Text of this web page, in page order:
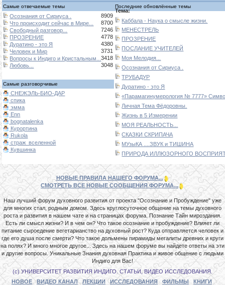
Самые отвечаемые темы Последние обновлённые темы
Осознания от Сириуса .
8909
Что происходит сейчас в Мире...
8700
Свободный разговор...
7246
ПРОЗРЕНИЕ
4778
Дуратино - это Я
4380
Человек и Мир
3731
Вопросы к Индиго и Кристальным...3418
Любовь...
3048
Тема:
Каббала - Наука о смысле жизни.
МЕНЕСТРЕЛЬ
ПРОЗРЕНИЕ
ПОСЛАНИЕ УЧИТЕЛЕЙ
Моя Мелодия...
Осознания от Сириуса .
ТРУБАДУР
Дуратино - это Я
«Парамагинумерология № 7777»
Личная Тема Фёдоровны.
Жизнь в 5 Измерении
МОЯ РЕАЛЬНОСТЬ...
СКАЗКИ СКРИПАЧА
МУзыКА ....ЗВУК и ТИШИНА
ПРИРОДА ИЛЛЮЗОРНОГО
Самые разговорчивые
СНЕЖЭЛЬ-БИО-ДАР
спика
эмма
Enn
bognatalenka
Курортина
Rukola
страж_вселенной
Кувшинка
НОВЫЕ ПРАВИЛА НАШЕГО ФОРУМА...
СМОТРЕТЬ ВСЕ НОВЫЕ СООБЩЕНИЯ ФОРУМА...
Наш лучший форум духовного развития от проекта "Осознание и Пробуждение" уже
для многих стал, родным домом. Здесь круглосуточное общение на темы духовного
роста и развития в нашем чате и на страницах форума. Познание Тайн мироздания.
Есть ли смысл жизни? И в чем он? Что такое осознание и пробуждение? Влияет ли
питание сыроедение вегетарианство на духовный рост? Куда отправляется человек и
где его душа после смерти? Что такое дольмены пирамиды мегалиты древних и круги
на полях? И много многое другое... Здесь на нашем форуме вы найдете ответы на эти
и другие вопросы. Уникальные Знания духовная Практика и живое общение с людьми
Индиго для Вас!
(с) УНИВЕРСИТЕТ РАЗВИТИЯ ИНДИГО. СТАТЬИ, ВИДЕО ИССЛЕДОВАНИЯ.
НОВОЕ
ВИДЕО КАНАЛ ЛЕКЦИИ ИССЛЕДОВАНИЯ ФИЛЬМЫ
КНИГИ